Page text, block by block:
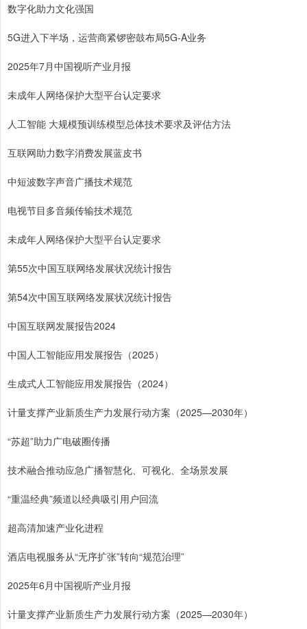
数字化助力文化强国
5G进入下半场，运营商紧锣密鼓布局5G-A业务
2025年7月中国视听产业月报
未成年人网络保护大型平台认定要求
人工智能 大规模预训练模型总体技术要求及评估方法
互联网助力数字消费发展蓝皮书
中短波数字声音广播技术规范
电视节目多音频传输技术规范
未成年人网络保护大型平台认定要求
第55次中国互联网络发展状况统计报告
第54次中国互联网络发展状况统计报告
中国互联网发展报告2024
中国人工智能应用发展报告（2025）
生成式人工智能应用发展报告（2024）
计量支撑产业新质生产力发展行动方案（2025—2030年）
“苏超”助力广电破圈传播
技术融合推动应急广播智慧化、可视化、全场景发展
“重温经典”频道以经典吸引用户回流
超高清加速产业化进程
酒店电视服务从“无序扩张”转向“规范治理”
2025年6月中国视听产业月报
计量支撑产业新质生产力发展行动方案（2025—2030年）